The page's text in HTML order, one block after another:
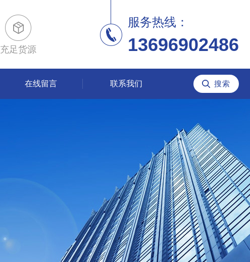
充足货源
服务热线：
13696902486
在线留言 联系我们